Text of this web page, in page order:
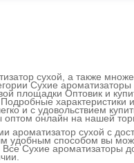
сухой, а также
Сухие
площадки Оптовик и
характеристики
и с удовольствием
оптом онлайн на нашей
ароматизатор сухой с
удобным способом вы
Сухие ароматизаторы